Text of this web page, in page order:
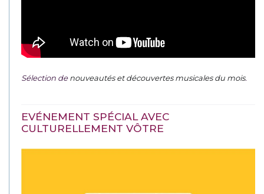
Sélection denouveautés et découvertes musicales du mois.
EVÉNEMENT SPÉCIAL AVEC
CULTURELLEMENT VÔTRE